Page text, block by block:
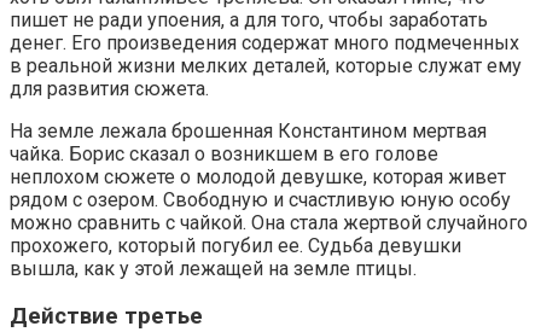
пишет не ради упоения, а для того, чтобы заработать
денег. Его произведения содержат много подмеченных
в реальной жизни мелких деталей, которые служат ему
для развития сюжета.
На земле лежала брошенная Константином мертвая
чайка. Борис сказал о возникшем в его голове
неплохом сюжете о молодой девушке, которая живет
рядом с озером. Свободную и счастливую юную особу
можно сравнить с чайкой. Она стала жертвой случайного
прохожего, который погубил ее. Судьба девушки
вышла, как у этой лежащей на земле птицы.
Действие третье